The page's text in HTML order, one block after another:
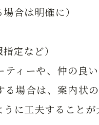
合は明確に）
定など）
ティーや、仲の良
る場合は、案内状
に工夫すること